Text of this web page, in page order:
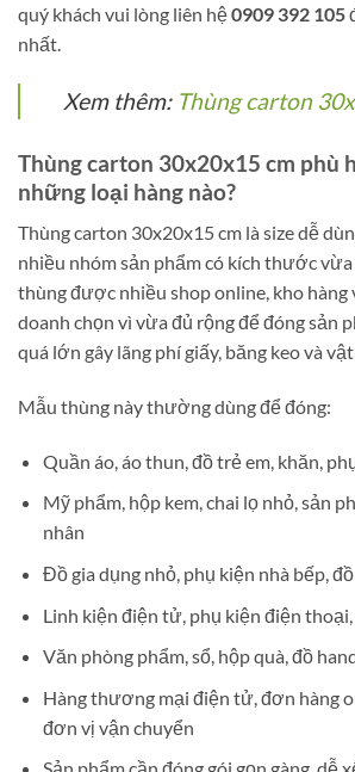
quý khách vui lòng liên hệ0909 392 105
nhất.
Xem thêm: Thùng carton
Thùng carton 30x20x15 cm phù
những loại hàng nào?
Thùng carton 30x20x15 cm là size dễ
nhiều nhóm sản phẩm có kích thước
thùng được nhiều shop online, kho hàng
doanh chọn vì vừa đủ rộng để đóng sản
quá lớn gây lãng phí giấy, băng keo và
Mẫu thùng này thường dùng để đóng:
Quần áo, áo thun, đồ trẻ em, khăn,
Mỹ phẩm, hộp kem, chai lọ nhỏ, sản
nhân
Đồ gia dụng nhỏ, phụ kiện nhà bếp,
Linh kiện điện tử, phụ kiện điện
Văn phòng phẩm, sổ, hộp quà, đồ
Hàng thương mại điện tử, đơn hàng
đơn vị vận chuyển